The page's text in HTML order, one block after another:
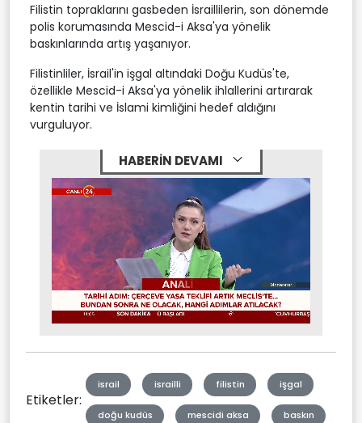
Filistin topraklarını gasbeden İsraillilerin, son dönemde
polis korumasında Mescid-i Aksa'ya yönelik
baskınlarında artış yaşanıyor.
Filistinliler, İsrail'in işgal altındaki Doğu Kudüs'te,
özellikle Mescid-i Aksa'ya yönelik ihlallerini artırarak
kentin tarihi ve İslami kimliğini hedef aldığını
vurguluyor.
HABERİN DEVAMI
Mute Stream
Etiketler:
israil israilli filistin işgal
doğu kudüs mescidi aksa baskın